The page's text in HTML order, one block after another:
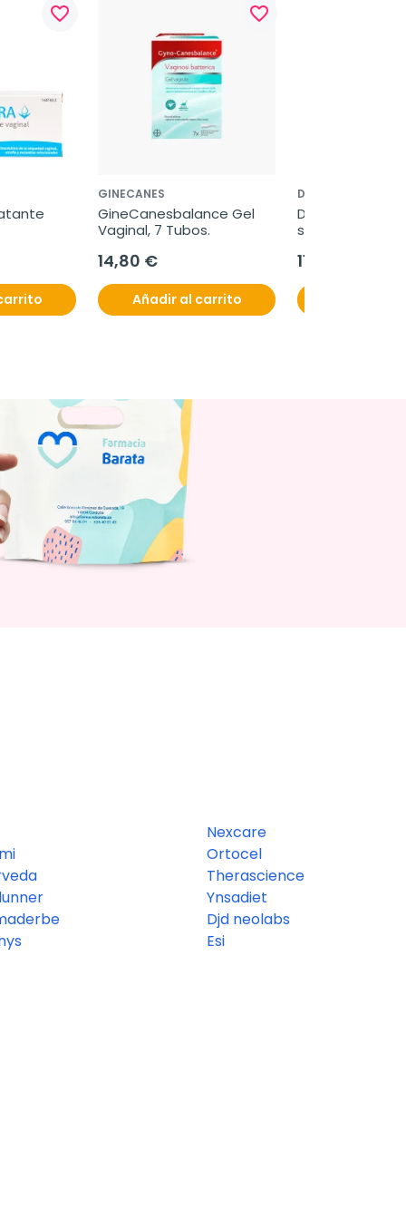
favorite_border favorite_border
GINECANES
GineCanesbalance Gel
Vaginal, 7 Tubos.
14,80 €
Añadir al carrito
DUCRAY
Ducray Elution
suave
11,95 €
Nexcare
Ortocel
Therascience
Ynsadiet
Djd neolabs
Esi